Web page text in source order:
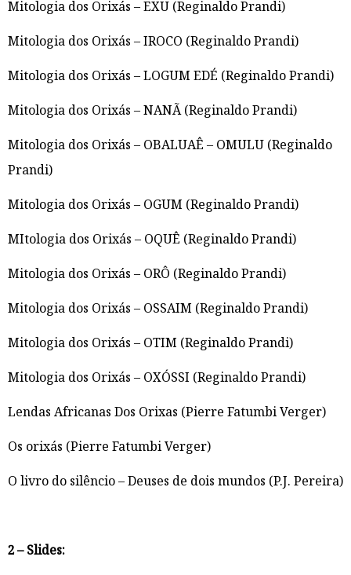
Mitologia dos Orixás – EXU (Reginaldo Prandi)
Mitologia dos Orixás – IROCO (Reginaldo Prandi)
Mitologia dos Orixás – LOGUM EDÉ (Reginaldo Prandi)
Mitologia dos Orixás – NANÃ (Reginaldo Prandi)
Mitologia dos Orixás – OBALUAÊ – OMULU (Reginaldo
Prandi)
Mitologia dos Orixás – OGUM (Reginaldo Prandi)
MItologia dos Orixás – OQUÊ (Reginaldo Prandi)
Mitologia dos Orixás – ORÔ (Reginaldo Prandi)
Mitologia dos Orixás – OSSAIM (Reginaldo Prandi)
Mitologia dos Orixás – OTIM (Reginaldo Prandi)
Mitologia dos Orixás – OXÓSSI (Reginaldo Prandi)
Lendas Africanas Dos Orixas (Pierre Fatumbi Verger)
Os orixás (Pierre Fatumbi Verger)
O livro do silêncio – Deuses de dois mundos (P.J. Pereira)
2 – Slides: